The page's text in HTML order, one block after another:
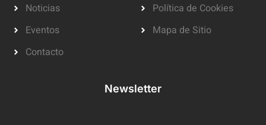
Noticias
Eventos
Contacto
Política de Cookies
Mapa de Sitio
Newsletter